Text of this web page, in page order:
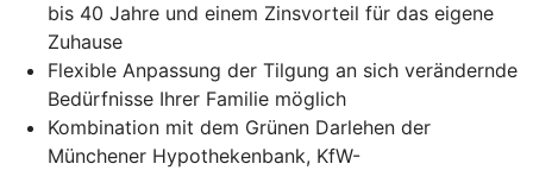
bis 40 Jahre und einem Zinsvorteil für das eigene
Zuhause
Flexible Anpassung der Tilgung an sich verändernde
Bedürfnisse Ihrer Familie möglich
Kombination mit dem Grünen Darlehen der
Münchener Hypothekenbank, KfW-